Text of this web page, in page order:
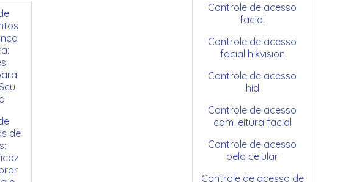
de
Controle de acesso
facial
Controle de acesso
facial hikvision
Controle de acesso
hid
Controle de acesso
com leitura facial
Controle de acesso
pelo celular
Controle de acesso de